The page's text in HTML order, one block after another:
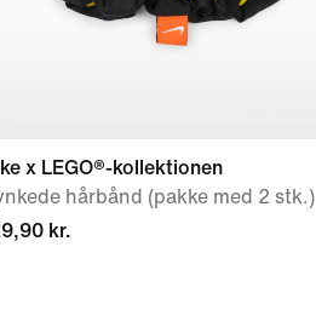
x LEGO®-kollektionen
hårbånd (pakke med 2 stk.)
kr.